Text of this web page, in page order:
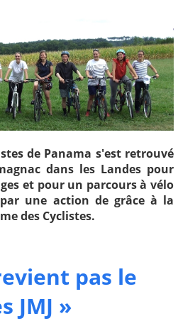
de Panama s'est retrouvé
dans les Landes pour
et pour un parcours à vélo
une action de grâce à la
des Cyclistes.
pas le
JMJ »